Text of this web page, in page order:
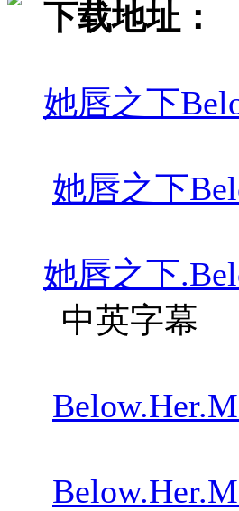
下载地址：
她唇之下
她唇之下
她唇之下
中英字幕